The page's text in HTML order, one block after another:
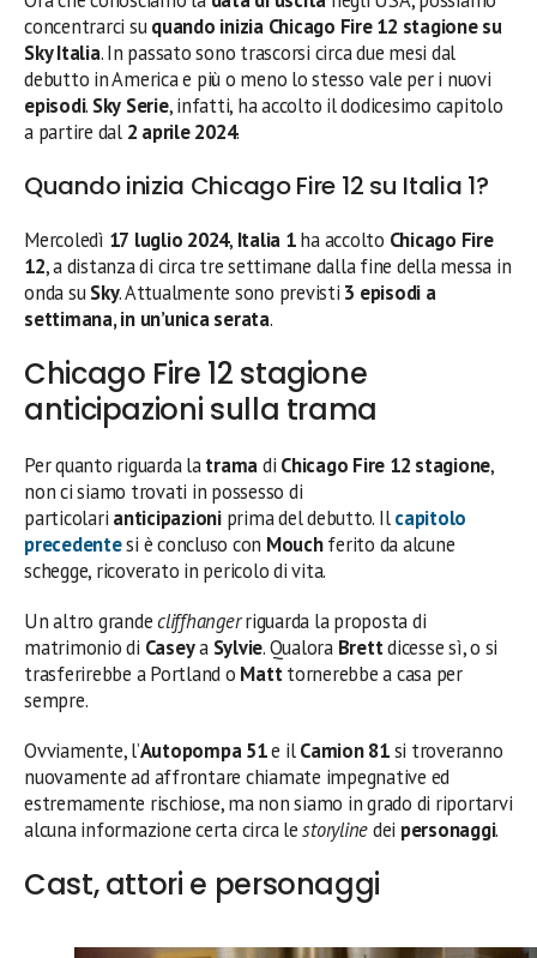
concentrarci suquando inizia Chicago Fire 12 stagione su
Sky Italia. In passato sono trascorsi circa due mesi dal
debutto in America e più o meno lo stesso vale per i nuovi
episodi. Sky Serie, infatti, ha accolto il dodicesimo capitolo
a partire dal 2 aprile 2024.
Quando inizia Chicago Fire 12 su Italia 1?
Mercoledì 17 luglio 2024, Italia 1ha accolto Chicago Fire
12, a distanza di circa tre settimane dalla fine della messa in
onda suSky. Attualmente sono previsti 3 episodi a
settimana, in un’unica serata.
Chicago Fire 12 stagione
anticipazioni sulla trama
Per quanto riguarda latramadi Chicago Fire 12 stagione,
non ci siamo trovati in possesso di
particolari anticipazioniprima del debutto. Ilcapitolo
precedentesi è concluso con Mouchferito da alcune
schegge, ricoverato in pericolo di vita.
Un altro grandecliffhangerriguarda la proposta di
matrimonio di Caseya Sylvie. Qualora Brettdicesse sì, o si
trasferirebbe a Portland o Matttornerebbe a casa per
sempre.
Ovviamente, l’Autopompa 51e ilCamion 81si troveranno
nuovamente ad affrontare chiamate impegnative ed
estremamente rischiose, ma non siamo in grado di riportarvi
alcuna informazione certacirca lestorylinedei personaggi.
Cast, attori e personaggi